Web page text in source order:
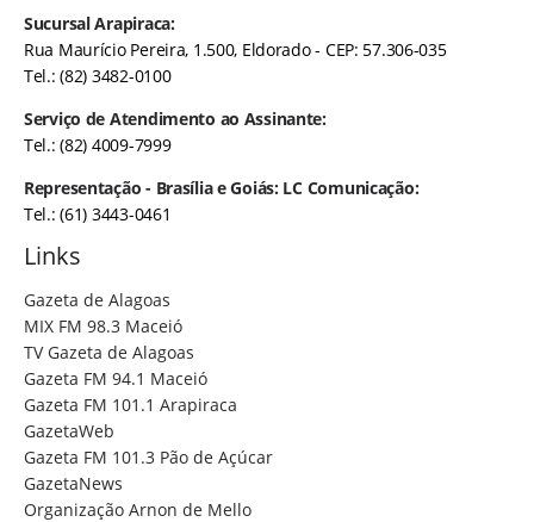
Sucursal Arapiraca:
Rua Maurício Pereira, 1.500, Eldorado - CEP: 57.306-035
Tel.: (82) 3482-0100
Serviço de Atendimento ao Assinante:
Tel.: (82) 4009-7999
Representação - Brasília e Goiás: LC Comunicação:
Tel.: (61) 3443-0461
Links
Gazeta de Alagoas
MIX FM 98.3 Maceió
TV Gazeta de Alagoas
Gazeta FM 94.1 Maceió
Gazeta FM 101.1 Arapiraca
GazetaWeb
Gazeta FM 101.3 Pão de Açúcar
GazetaNews
Organização Arnon de Mello